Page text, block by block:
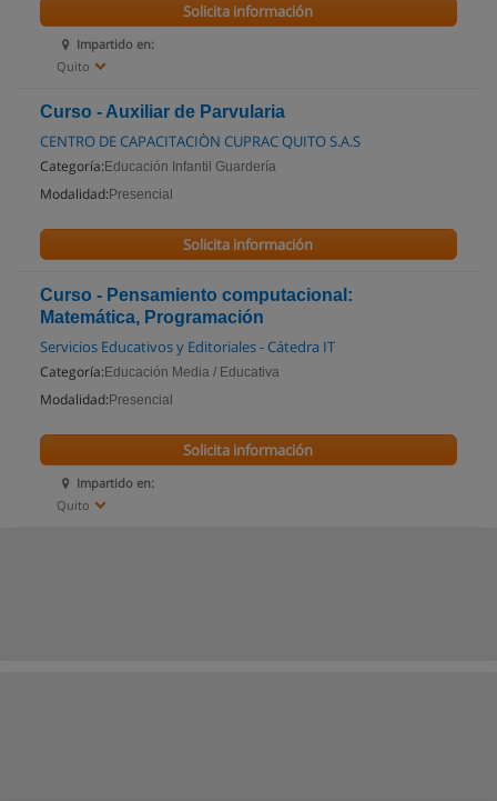
Impartido en:
Quito
Solicita información
Curso - Auxiliar de Parvularia
CENTRO DE CAPACITACIÒN CUPRAC QUITO S.A.S
Categoría: Educación Infantil Guardería
Modalidad: Presencial
Solicita información
Curso - Pensamiento computacional:
Matemática, Programación
Servicios Educativos y Editoriales - Cátedra IT
Categoría: Educación Media / Educativa
Modalidad: Presencial
Impartido en:
Quito
Solicita información